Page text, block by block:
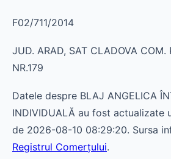
F02/711/2014
JUD. ARAD, SAT CLADOVA COM.
NR.179
Datele despre BLAJ ANGELICA
INDIVIDUALĂ au fost actualizate
de 2026-08-10 08:29:20. Sursa
Registrul Comerțului.